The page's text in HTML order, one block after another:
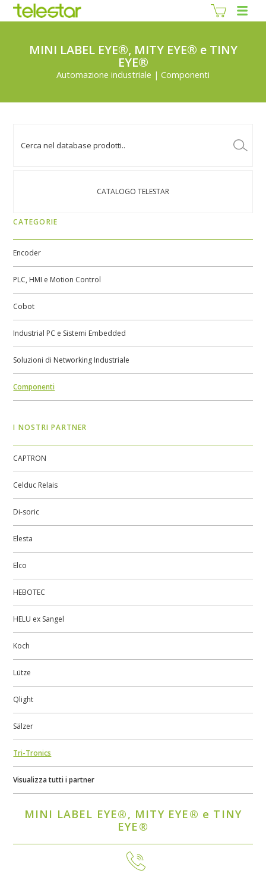
MINI LABEL EYE®, MITY EYE® e TINY
EYE®
Automazione industriale | Componenti
CATALOGO TELESTAR
CATEGORIE
Encoder
PLC, HMI e Motion Control
Cobot
Industrial PC e Sistemi Embedded
Soluzioni di Networking Industriale
Componenti
I NOSTRI PARTNER
CAPTRON
Celduc Relais
Di-soric
Elesta
Elco
HEBOTEC
HELU ex Sangel
Koch
Lütze
Qlight
Sälzer
Tri-Tronics
Visualizza tutti i partner
MINI LABEL EYE®, MITY EYE® e TINY
EYE®